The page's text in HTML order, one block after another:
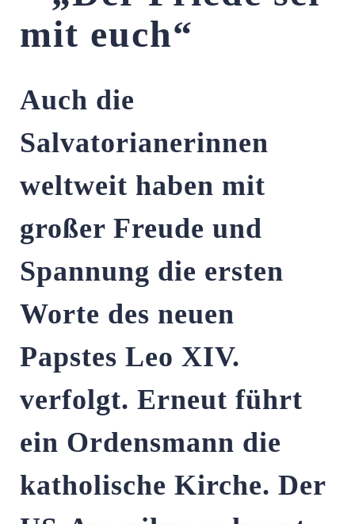
mit euch“
Auch die
Salvatorianerinnen
weltweit haben mit
großer Freude und
Spannung die ersten
Worte des neuen
Papstes Leo XIV.
verfolgt. Erneut führt
ein Ordensmann die
katholische Kirche. Der